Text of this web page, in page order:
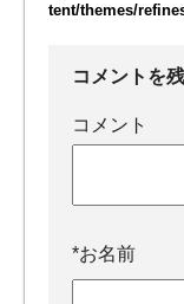
tent/themes/
コメントを
コメント
*お名前